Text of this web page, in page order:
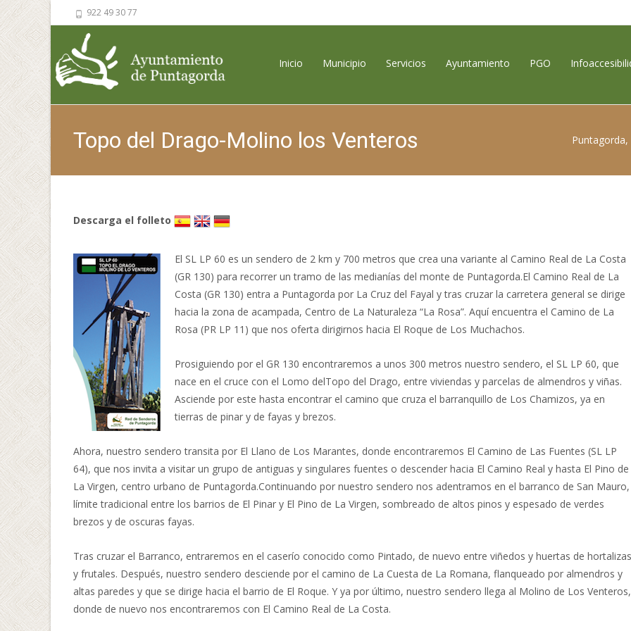
922 49 30 77
Inicio
Municipio Servicios Ayuntamiento PGO
Topo del Drago-Molino los Venteros Puntagorda,
Descarga el folleto
El SL LP 60 es un sendero de 2 km y 700 metros que crea una variante al Camino Real de La Costa
(GR 130) para recorrer un tramo de las medianías del monte de Puntagorda.El Camino Real de La
Costa (GR 130) entra a Puntagorda por La Cruz del Fayal y tras cruzar la carretera general se dirige
hacia la zona de acampada, Centro de La Naturaleza “La Rosa”. Aquí encuentra el Camino de La
Rosa (PR LP 11) que nos oferta dirigirnos hacia El Roque de Los Muchachos.
Prosiguiendo por el GR 130 encontraremos a unos 300 metros nuestro sendero, el SL LP 60, que
nace en el cruce con el Lomo delTopo del Drago, entre viviendas y parcelas de almendros y viñas.
Asciende por este hasta encontrar el camino que cruza el barranquillo de Los Chamizos, ya en
tierras de pinar y de fayas y brezos.
Ahora, nuestro sendero transita por El Llano de Los Marantes, donde encontraremos El Camino de Las Fuentes (SL LP
64), que nos invita a visitar un grupo de antiguas y singulares fuentes o descender hacia El Camino Real y hasta El Pino de
La Virgen, centro urbano de Puntagorda.Continuando por nuestro sendero nos adentramos en el barranco de San Mauro,
límite tradicional entre los barrios de El Pinar y El Pino de La Virgen, sombreado de altos pinos y espesado de verdes
brezos y de oscuras fayas.
Tras cruzar el Barranco, entraremos en el caserío conocido como Pintado, de nuevo entre viñedos y huertas de hortalizas
y frutales. Después, nuestro sendero desciende por el camino de La Cuesta de La Romana, flanqueado por almendros y
altas paredes y que se dirige hacia el barrio de El Roque. Y ya por último, nuestro sendero llega al Molino de Los Venteros,
donde de nuevo nos encontraremos con El Camino Real de La Costa.